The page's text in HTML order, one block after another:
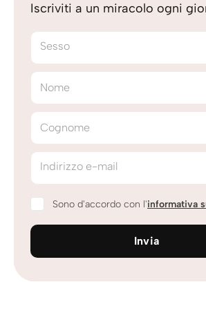
Iscriviti a un miracolo ogni
Sesso
Nome
Cognome
Indirizzo e-mail
Sono d'accordo con l'informativa
Invia